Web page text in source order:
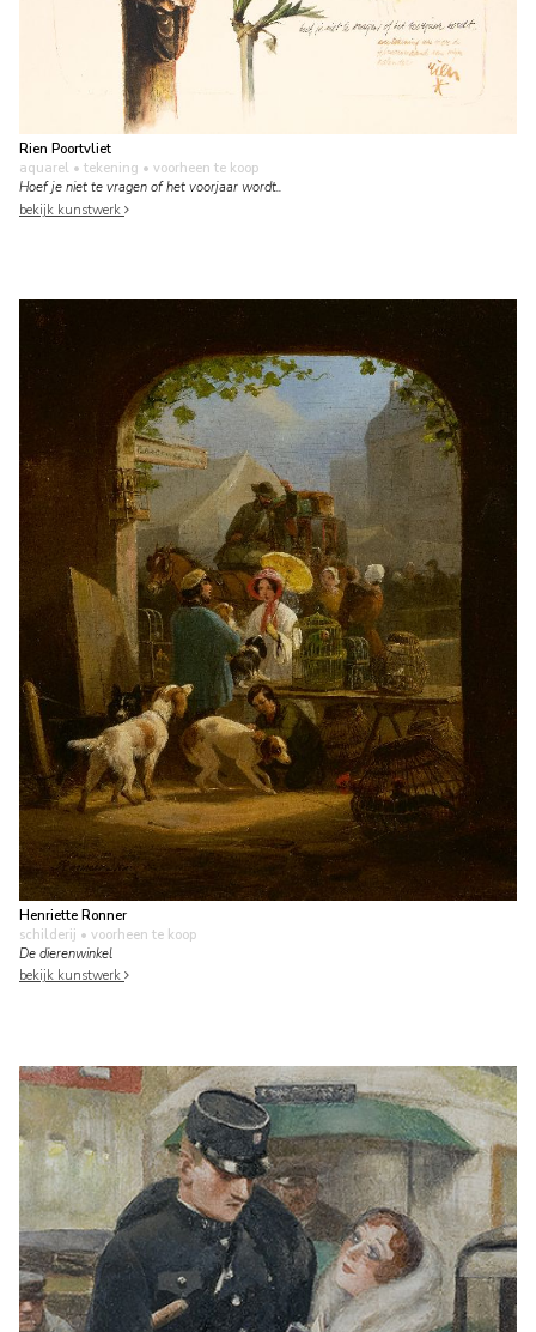
Rien Poortvliet
aquarel • tekening • voorheen te koop
Hoef je niet te vragen of het voorjaar wordt..
bekijk kunstwerk
Henriette Ronner
schilderij • voorheen te koop
De dierenwinkel
bekijk kunstwerk